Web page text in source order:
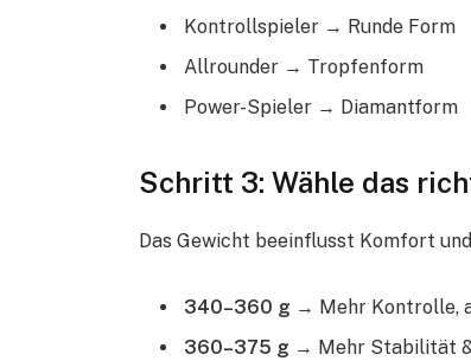
Kontrollspieler → Runde Form
Allrounder → Tropfenform
Power-Spieler → Diamantform
Schritt 3: Wähle das
Das Gewicht beeinflusst Komfort
340–360 g → Mehr Kontrolle,
360–375 g → Mehr Stabilität